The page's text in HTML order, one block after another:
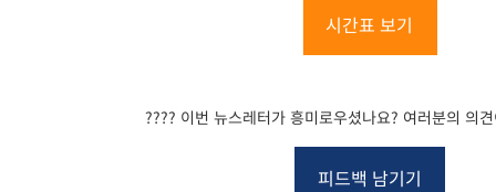
시간표 보기
???? 이번 뉴스레터가 흥미로우셨나요? 여러분의 의
피드백 남기기